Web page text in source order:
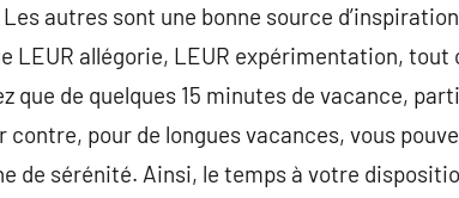
autres sont une bonne source
LEUR allégorie, LEUR expérimentation,
que de quelques 15 minutes de vacance,
contre, pour de longues vacances, vous
de sérénité. Ainsi, le temps à votre